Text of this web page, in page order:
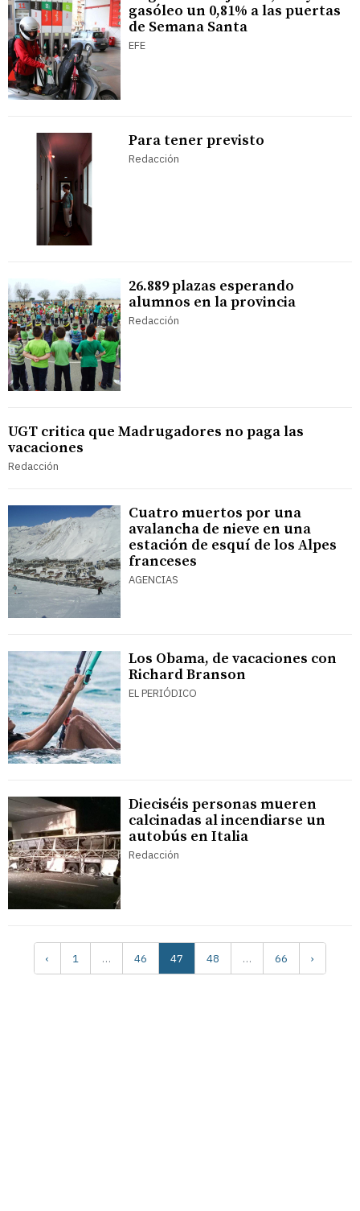
gasóleo un 0,81% a las puertas
de Semana Santa
EFE
Para tener previsto
Redacción
26.889 plazas esperando
alumnos en la provincia
Redacción
UGT critica que Madrugadores no paga las
vacaciones
Redacción
Cuatro muertos por una
avalancha de nieve en una
estación de esquí de los Alpes
franceses
AGENCIAS
Los Obama, de vacaciones con
Richard Branson
EL PERIÓDICO
Dieciséis personas mueren
calcinadas al incendiarse un
autobús en Italia
Redacción
‹ 1 … 46 47 48 … 66 ›